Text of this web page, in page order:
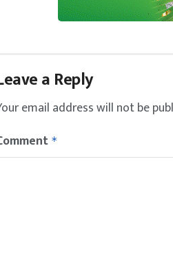
a Reply
email address will not be
*